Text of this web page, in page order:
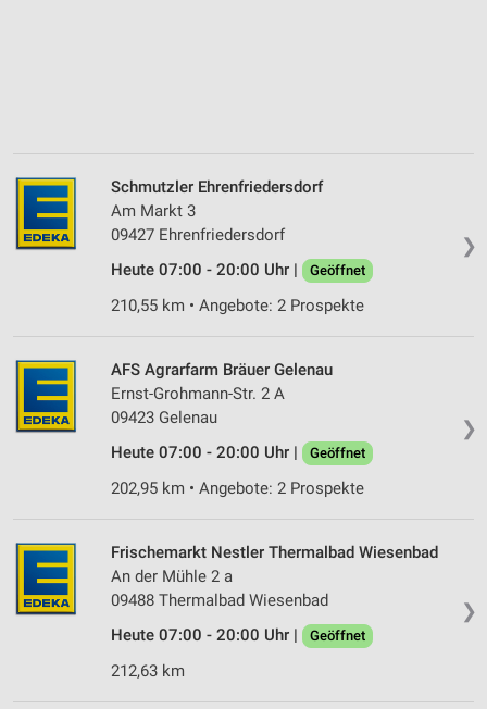
❯
Schmutzler Ehrenfriedersdorf
Am Markt 3
09427 Ehrenfriedersdorf
Heute 07:00 - 20:00 Uhr |
Geöffnet
210,55 km • Angebote: 2 Prospekte
❯
AFS Agrarfarm Bräuer Gelenau
Ernst-Grohmann-Str. 2 A
09423 Gelenau
Heute 07:00 - 20:00 Uhr |
Geöffnet
202,95 km • Angebote: 2 Prospekte
❯
Frischemarkt Nestler Thermalbad Wiesenbad
An der Mühle 2 a
09488 Thermalbad Wiesenbad
Heute 07:00 - 20:00 Uhr |
Geöffnet
212,63 km